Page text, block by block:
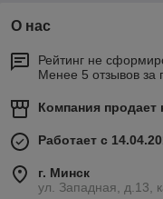
О нас
Рейтинг не
Менее 5 отзывов за
Компания продает
Работает с
г. Минск
ул. Западная, д.13,